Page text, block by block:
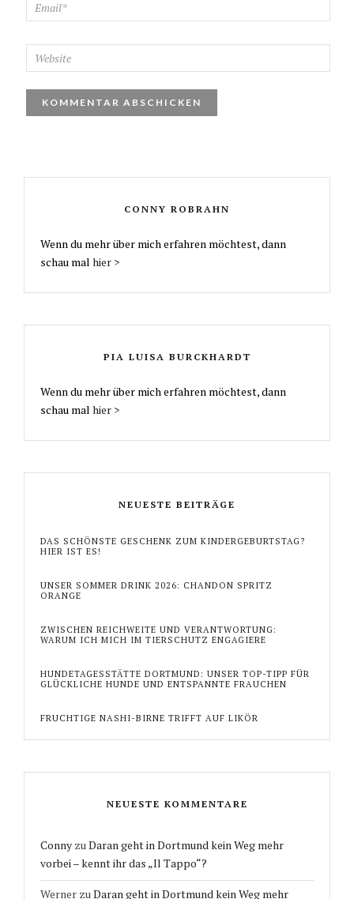
CONNY ROBRAHN
Wenn du mehr über mich erfahren möchtest, dann
schau mal hier >
PIA LUISA BURCKHARDT
Wenn du mehr über mich erfahren möchtest, dann
schau mal hier >
NEUESTE BEITRÄGE
DAS SCHÖNSTE GESCHENK ZUM KINDERGEBURTSTAG?
HIER IST ES!
UNSER SOMMER DRINK 2026: CHANDON SPRITZ
ORANGE
ZWISCHEN REICHWEITE UND VERANTWORTUNG:
WARUM ICH MICH IM TIERSCHUTZ ENGAGIERE
HUNDETAGESSTÄTTE DORTMUND: UNSER TOP-TIPP FÜR
GLÜCKLICHE HUNDE UND ENTSPANNTE FRAUCHEN
FRUCHTIGE NASHI-BIRNE TRIFFT AUF LIKÖR
NEUESTE KOMMENTARE
Conny zuDaran geht in Dortmund kein Weg mehr
vorbei – kennt ihr das „Il Tappo“?
Werner zuDaran geht in Dortmund kein Weg mehr